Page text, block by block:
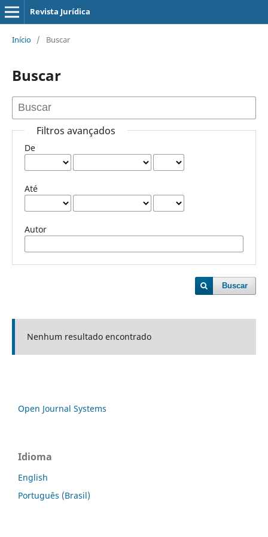
Revista Jurídica
Início / Buscar
Buscar
Filtros avançados
De
Até
Autor
Buscar
Nenhum resultado encontrado
Open Journal Systems
Idioma
English
Português (Brasil)